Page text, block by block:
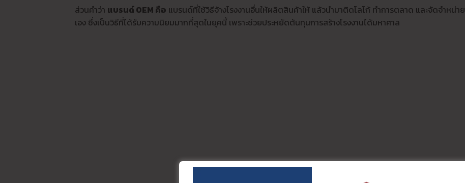
ส่วนคำว่า แบรนด์ OEM คือ แบรนด์ที่ใช้วิธีจ้างโรงงานอื่นให้ผลิตสินค้าให้ แล้วนำมาติดโลโก้ ทำการตลาด และจัดจำหน่าย
เอง ซึ่งเป็นวิธีที่ได้รับความนิยมมากที่สุดในยุคนี้ เพราะช่วยประหยัดต้นทุนการสร้างโรงงานได้มหาศาล